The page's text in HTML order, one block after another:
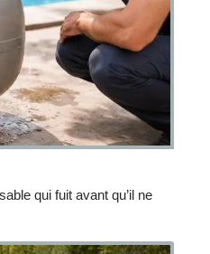
qui fuit avant qu’il ne